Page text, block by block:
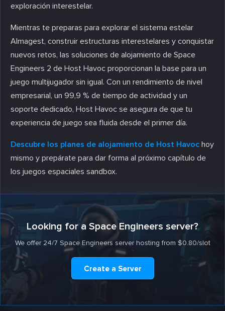
exploración interestelar.
Mientras te preparas para explorar el sistema estelar
Almagest, construir estructuras interestelares y conquistar
nuevos retos, las soluciones de alojamiento de Space
Engineers 2 de Host Havoc proporcionan la base para un
juego multijugador sin igual. Con un rendimiento de nivel
empresarial, un 99,9 % de tiempo de actividad y un
soporte dedicado, Host Havoc se asegura de que tu
experiencia de juego sea fluida desde el primer día.
Descubre los planes de alojamiento de Host Havoc hoy
mismo y prepárate para dar forma al próximo capítulo de
los juegos espaciales sandbox.
Looking for a Space Engineers server?
We offer 24/7 Space Engineers server hosting from $0.80/slot
Create a Server